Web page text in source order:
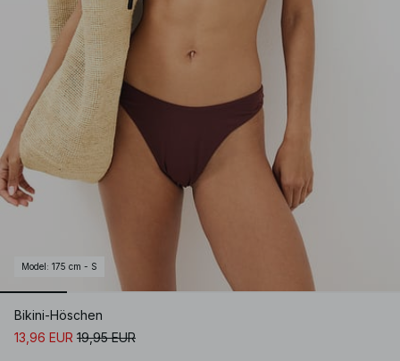
Model : 175 cm - S
Bikini-Höschen
13,96 EUR 19,95 EUR